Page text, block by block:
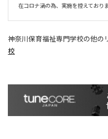
在コロナ渦の為、実施を控えておりま
神奈川保育福祉専門学校の他の
校